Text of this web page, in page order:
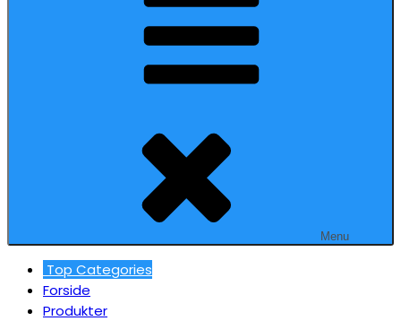
Menu
Top Categories
Forside
Produkter